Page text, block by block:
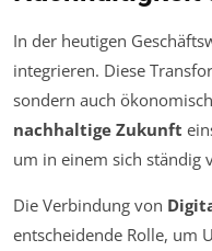
In der heutigen
integrieren. Diese
sondern auch
nachhaltige Zukunft
um in einem sich ständig
Die Verbindung von
entscheidende Rolle, um